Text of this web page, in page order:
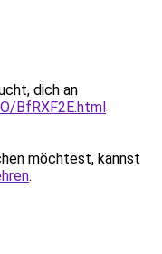
dich an
BfRXF2E.html
möchtest, kannst
.